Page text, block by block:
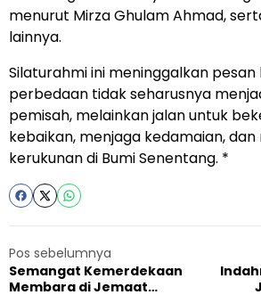
menurut Mirza Ghulam Ahmad,
lainnya.
Silaturahmi ini meninggalkan
perbedaan tidak seharusnya
pemisah, melainkan jalan untuk
kebaikan, menjaga kedamaian,
kerukunan di Bumi Senentang. *
Pos sebelumnya
Semangat Kemerdekaan
Membara di Jemaat